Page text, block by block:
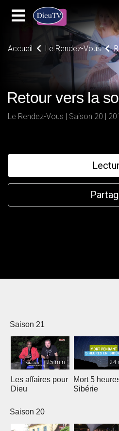
Accueil Le Rendez-Vous
Retour vers la
Le Rendez-Vous | Saison 20 |
Saison 21
25 min
Les affaires pour
Dieu
24
Mort 5
Sibérie
Saison 20